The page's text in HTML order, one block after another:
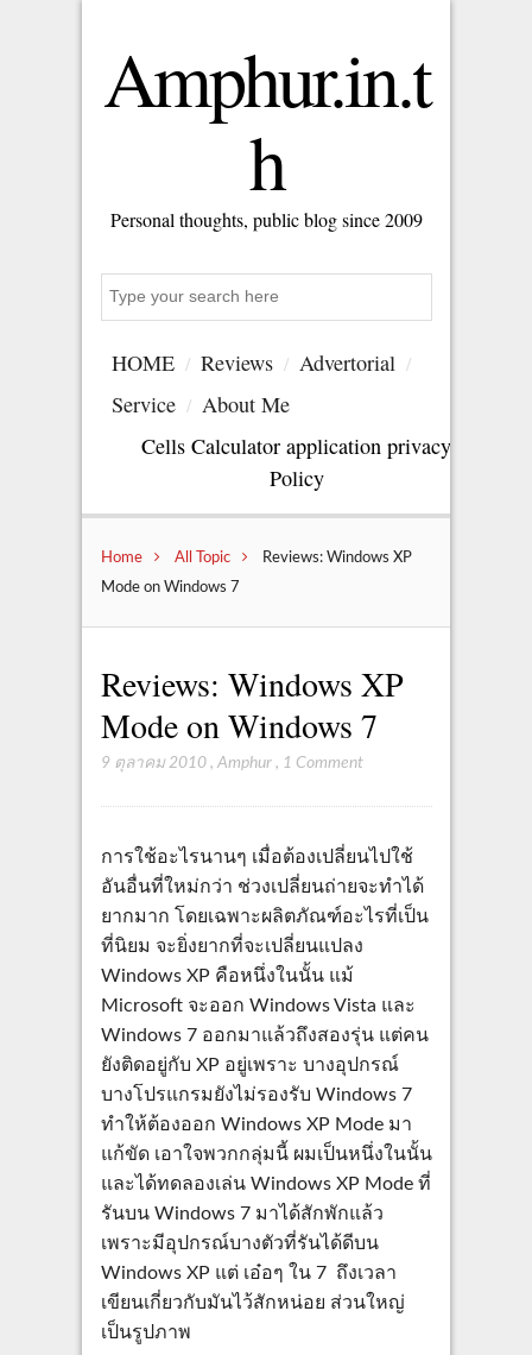
Amphur.in.t
h
Personal thoughts, public blog since 2009
e
HOME Reviews
Advertorial
Service
About Me
Cells Calculator application privacy
Policy
Home All Topic Reviews: Windows XP
Mode on Windows 7
Reviews: Windows XP
Mode on Windows 7
9 ตุลาคม 2010, Amphur, 1 Comment
การใช้อะไรนานๆ เมื่อต้องเปลี่ยนไปใช้
อันอื่นที่ใหม่กว่า ช่วงเปลี่ยนถ่ายจะทำได้
ยากมาก โดยเฉพาะผลิตภัณฑ์อะไรที่เป็น
ที่นิยม จะยิ่งยากที่จะเปลี่ยนแปลง
Windows XP คือหนึ่งในนั้น แม้
Microsoft จะออก Windows Vista และ
Windows 7 ออกมาแล้วถึงสองรุ่น แต่คน
ยังติดอยู่กับ XP อยู่เพราะ บางอุปกรณ์
บางโปรแกรมยังไม่รองรับ Windows 7
ทำให้ต้องออก Windows XP Mode มา
แก้ขัด เอาใจพวกกลุ่มนี้ ผมเป็นหนึ่งในนั้น
และได้ทดลองเล่น Windows XP Mode ที่
รันบน Windows 7 มาได้สักพักแล้ว
เพราะมีอุปกรณ์บางตัวที่รันได้ดีบน
Windows XP แต่ เอ๋อๆ ใน 7 ถึงเวลา
เขียนเกี่ยวกับมันไว้สักหน่อย ส่วนใหญ่
เป็นรูปภาพ